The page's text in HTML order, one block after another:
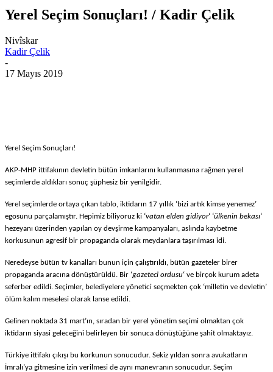
Yerel Seçim Sonuçları! / Kadir Çelik
Nivîskar
Kadir Çelik
-
17 Mayıs 2019
Yerel Seçim Sonuçları!
AKP-MHP ittifakının devletin bütün imkanlarını kullanmasına rağmen yerel
seçimlerde aldıkları sonuç şüphesiz bir yenilgidir.
Yerel seçimlerde ortaya çıkan tablo, iktidarın 17 yıllık ‘bizi artık kimse yenemez’
egosunu parçalamıştır. Hepimiz biliyoruz ki ‘vatan elden gidiyor‘ ‘ülkenin bekası‘
hezeyanı üzerinden yapılan oy devşirme kampanyaları, aslında kaybetme
korkusunun agresif bir propaganda olarak meydanlara taşırılması idi.
Neredeyse bütün tv kanalları bunun için çalıştırıldı, bütün gazeteler birer
propaganda aracına dönüştürü ldü. Bir ‘gazeteci ordusu‘ ve birçok kurum adeta
seferber edildi. Seçimler, belediyelere yönetici seçmekten çok ‘milletin ve devletin’
ö üm kalım meselesi olarak lanse edildi.
Gelinen noktada 31 mart’ın, sıradan bir yerel yönetim seçimi olmaktan çok
iktidarın siyasi geleceğini belirleyen bir sonuca dönüştüğüne şahit olmaktayız.
Türkiye ittifakı çıkışı bu korkunun sonucudur. Sekiz yıldan sonra avukatların
İmralı’ya gitmesine izin verilmesi de aynı manevranın sonucudur. Seçim